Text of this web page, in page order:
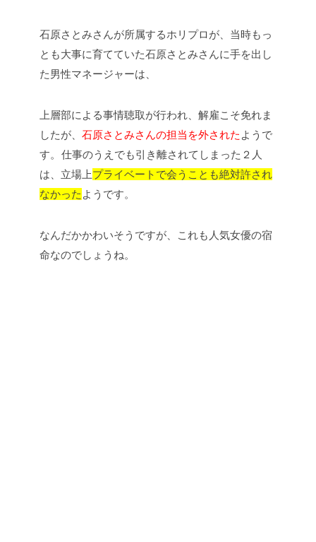
石原さとみさんが所属するホリプロが、当時もっ
とも大事に育てていた石原さとみさんに手を出し
た男性マネージャーは、
上層部による事情聴取が行われ、解雇こそ免れま
したが、 石原さとみさんの担当を外された ようで
す。 仕事のうえでも引き離されてしまった２人
は、立場上プライベートで会うことも絶対許され
なかった ようです。
なんだかかわいそうですが、これも人気女優の宿
命なのでしょうね。